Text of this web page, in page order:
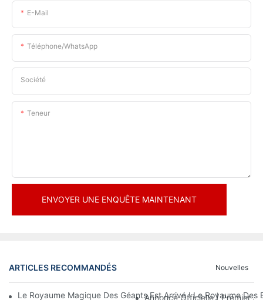
E-Mail
Téléphone/WhatsApp
Société
Teneur
ENVOYER UNE ENQUÊTE MAINTENANT
ARTICLES RECOMMANDÉS Nouvelles
Le Royaume Magique Des Géants Est Arrivé ! Le Royaume
Annonce Officielle | Premier